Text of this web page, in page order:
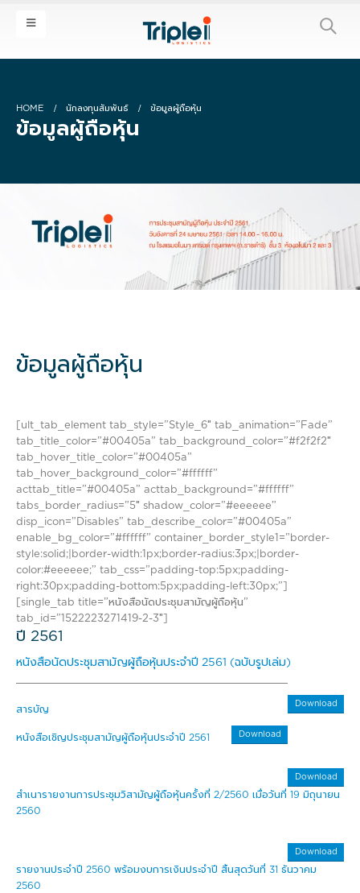
HOME นักลงทุนสัมพันธ์ ข้อมูลผู้ถือหุ้น
ข้อมูลผู้ถือหุ้น
ข้อมูลผู้ถือหุ้น
[ult_tab_element tab_style=”Style_6″ tab_animation=”Fade”
tab_title_color=”#00405a” tab_background_color=”#f2f2f2″
tab_hover_title_color=”#00405a”
tab_hover_background_color=”#ffffff”
acttab_title=”#00405a” acttab_background=”#ffffff”
tabs_border_radius=”5″ shadow_color=”#eeeeee”
disp_icon=”Disables” tab_describe_color=”#00405a”
enable_bg_color=”#ffffff” container_border_style1=”border-
style:solid;|border-width:1px;border-radius:3px;|border-
color:#eeeeee;” tab_css=”padding-top:5px;padding-
right:30px;padding-bottom:5px;padding-left:30px;”]
[single_tab title=”หนังสือนัดประชุมสามัญผู้ถือหุ้น”
tab_id=”1522223271419-2-3″]
ปี 2561
หนังสือนัดประชุมสามัญผู้ถือหุ้นประจำปี 2561 (ฉบับรูปเล่ม)
Download
สารบัญ
Download
หนังสือเชิญประชุมสามัญผู้ถือหุ้นประจำปี 2561
Download
สำเนารายงานการประชุมวิสามัญผู้ถือหุ้นครั้งที่ 2/2560 เมื่อวันที่ 19 มิถุนายน
2560
Download
รายงานประจำปี 2560 พร้อมงบการเงินประจำปี สิ้นสุดวันที่ 31 ธันวาคม
2560